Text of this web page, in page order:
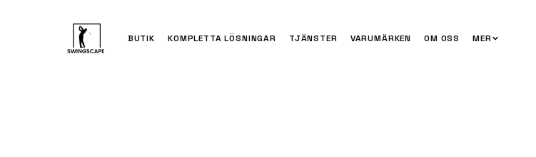
BUTIK KOMPLETTA LÖSNINGAR TJÄNSTER VARUMÄRKEN OM OSS MER